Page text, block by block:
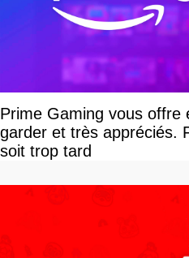
Prime Gaming vous offre
garder et très appréciés.
soit trop tard